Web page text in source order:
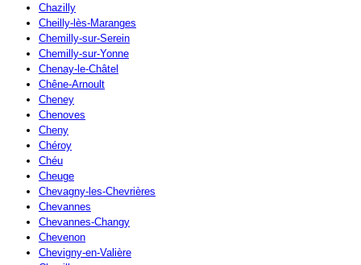
Chazilly
Cheilly-lès-Maranges
Chemilly-sur-Serein
Chemilly-sur-Yonne
Chenay-le-Châtel
Chêne-Arnoult
Cheney
Chenoves
Cheny
Chéroy
Chéu
Cheuge
Chevagny-les-Chevrières
Chevannes
Chevannes-Changy
Chevenon
Chevigny-en-Valière